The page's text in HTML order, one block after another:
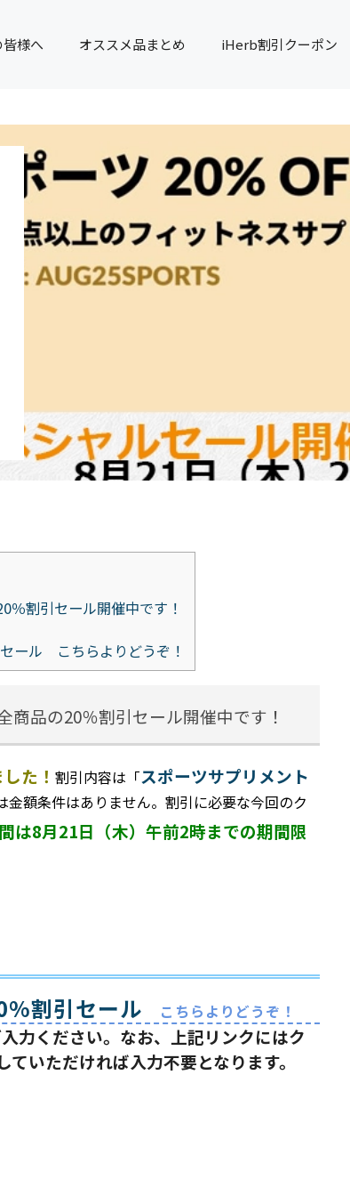
様へ オススメ品まとめ iHerb割引クーポン
％割引セール開催中です！
ル こちらよりどうぞ！
品の20％割引セール開催中です！
た！ 割引内容は 「スポーツサプリメント
金額条件はありません。割引に必要な今回のク
は8月21日（木）午前2時までの期間限
割引セール こちらよりどうぞ！
力ください。なお、上記リンクにはク
いただければ入力不要となります。